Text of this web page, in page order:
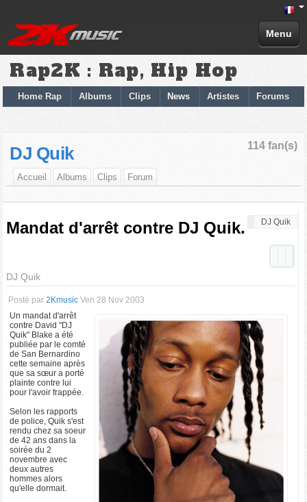
Menu
Rap2K : Rap, Hip Hop
Home Rap Albums Clips News Artistes Forums
114 fan(s)
DJ Quik
Accueil Albums Clips Forum
DJ Quik
Mandat d'arrêt contre DJ Quik.
DJ Quik
Posté par2Kmusic Ven 28 Nov 2003
Un mandat d'arrêt
contre David "DJ
Quik" Blake a été
publiée par le comté
de San Bernardino
cette semaine après
que sa sœur a porté
plainte contre lui
pour l'avoir frappée.
Selon les rapports
de police, Quik s'est
rendu chez sa soeur
de 42 ans dans la
soirée du 2
novembre avec
deux autres
hommes alors
qu'elle dormait.